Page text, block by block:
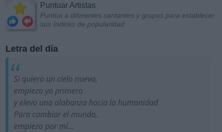
Puntuar Artistas
Puntúa a diferentes cantantes y grupos para establecer
sus índices de popularidad
Letra del día
Si quiero un cielo nuevo,
empiezo yo primero
y elevo una alabanza hacia la humanidad
Para cambiar el mundo,
empiezo por mí...